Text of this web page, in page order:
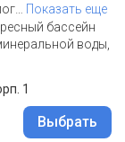
Показать еще
бассейн
воды,
1
Выбрать